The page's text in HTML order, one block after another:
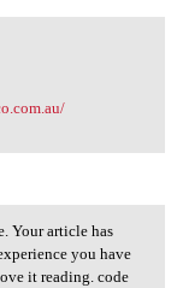
share.
Your article has
you have
it reading. code